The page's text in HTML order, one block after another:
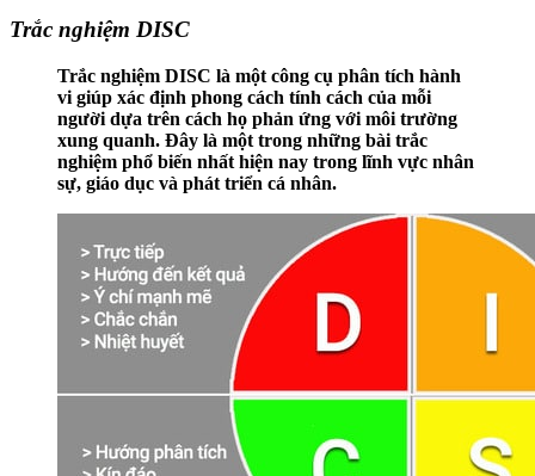
Trắc nghiệm DISC
Trắc nghiệm DISC là một công cụ phân tích hành
vi giúp xác định phong cách tính cách của mỗi
người dựa trên cách họ phản ứng với môi trường
xung quanh. Đây là một trong những bài trắc
nghiệm phổ biến nhất hiện nay trong lĩnh vực nhân
sự, giáo dục và phát triển cá nhân.